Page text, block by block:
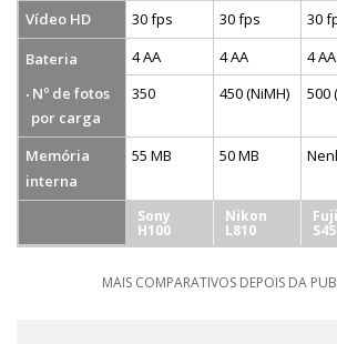
Vídeo HD 30 fps 30 fps 30
Bateria
4 AA 4 AA 4 AA
Nº de fotos
por carga
350 450 (NiMH) 500
Memória
interna
55 MB 50 MB
Sony
H100
Nikon
L810
Fuji
MAIS COMPARATIVOS DEPOIS DA